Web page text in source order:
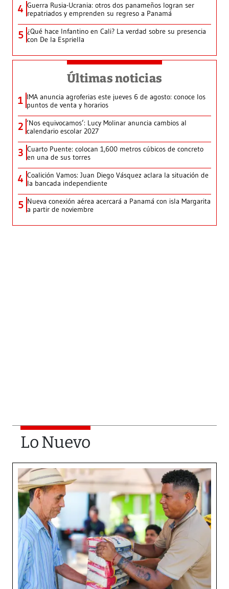
4 Guerra Rusia-Ucrania: otros dos panameños logran ser
repatriados y emprenden su regreso a Panamá
5 ¿Qué hace Infantino en Cali? La verdad sobre su presencia
con De la Espriella
Últimas noticias
1 IMA anuncia agroferias este jueves 6 de agosto: conoce los
puntos de venta y horarios
2 ‘Nos equivocamos’: Lucy Molinar anuncia cambios al
calendario escolar 2027
3 Cuarto Puente: colocan 1,600 metros cúbicos de concreto
en una de sus torres
4 Coalición Vamos: Juan Diego Vásquez aclara la situación de
la bancada independiente
5 Nueva conexión aérea acercará a Panamá con isla Margarita
a partir de noviembre
Lo Nuevo